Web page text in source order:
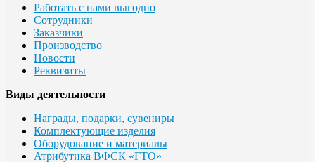
Работать с нами выгодно
Сотрудники
Заказчики
Производство
Новости
Реквизиты
Виды деятельности
Награды, подарки, сувениры
Комплектующие изделия
Оборудование и материалы
Атрибутика ВФСК «ГТО»